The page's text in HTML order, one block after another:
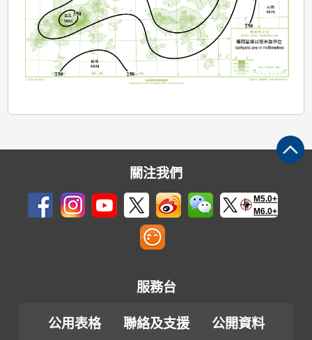
關注我們
M5.0+
M6.0+
服務台
公用表格 聯絡及支援
公開資料